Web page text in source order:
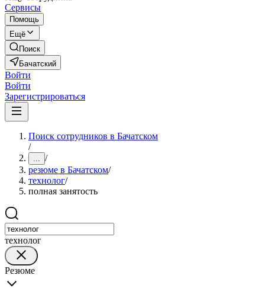
Сервисы
Помощь
Ещё
Поиск
Бачатский
Войти
Войти
Зарегистрироваться
Поиск сотрудников в Бачатском
/
... /
резюме в Бачатском/
технолог/
полная занятость
технолог
Резюме